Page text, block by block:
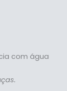
com água